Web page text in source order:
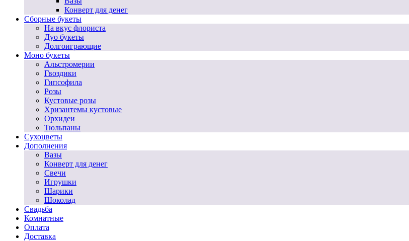
Конверт для денег
Сборные букеты
На вкус флориста
Дуо букеты
Долгоиграющие
Моно букеты
Альстромерии
Гвоздики
Гипсофила
Розы
Кустовые розы
Хризантемы кустовые
Орхидеи
Тюльпаны
Сухоцветы
Дополнения
Вазы
Конверт для денег
Свечи
Игрушки
Шарики
Шоколад
Свадьба
Комнатные
Оплата
Доставка